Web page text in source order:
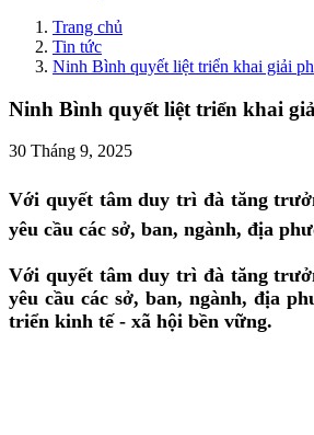
Trang chủ
Tin tức
Ninh Bình quyết liệt triển khai giải
Ninh Bình quyết liệt triển khai
30 Tháng 9, 2025
Với quyết tâm duy trì đà tăng
yêu cầu các sở, ban, ngành, địa
Với quyết tâm duy trì đà tăng
yêu cầu các sở, ban, ngành, địa
triển kinh tế - xã hội bền vững.